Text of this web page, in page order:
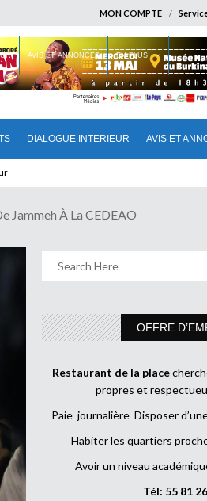
MON COMPTE
DIALOGUE INTERIEUR AVIS ET
AVIS ET ANNONCES EN PLUS
Jammeh À La CEDEAO
OFFRE
Restaurant de la place
propres et
Paie journalière Disposer
Habiter les quartiers
Avoir un niveau
Tél: 55 81